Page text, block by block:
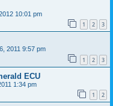
10:01 pm
1 2 3
2011 9:57 pm
1 2 3
ECU
1:34 pm
1 2